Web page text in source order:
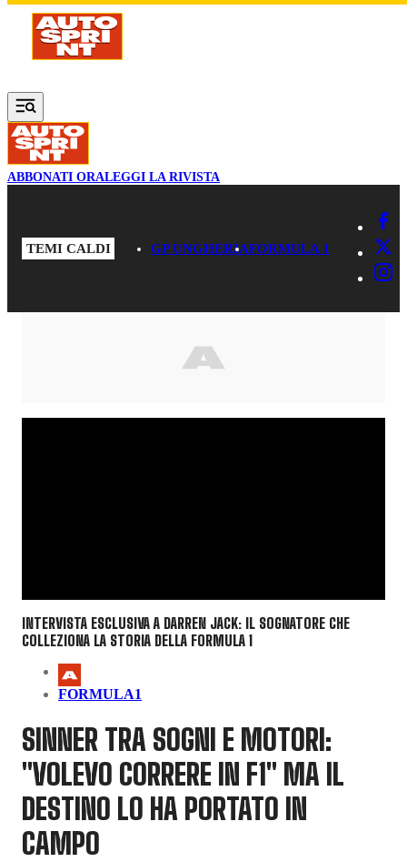
Vai al contenuto principale
ABBONATI ORALEGGI LA RIVISTA
TEMI CALDI GP UNGHERIAFORMULA 1
INTERVISTA ESCLUSIVA A DARREN JACK: IL SOGNATORE CHE
COLLEZIONA LA STORIA DELLA FORMULA 1
FORMULA1
SINNER TRA SOGNI E MOTORI:
"VOLEVO CORRERE IN F1" MA IL
DESTINO LO HA PORTATO IN
CAMPO